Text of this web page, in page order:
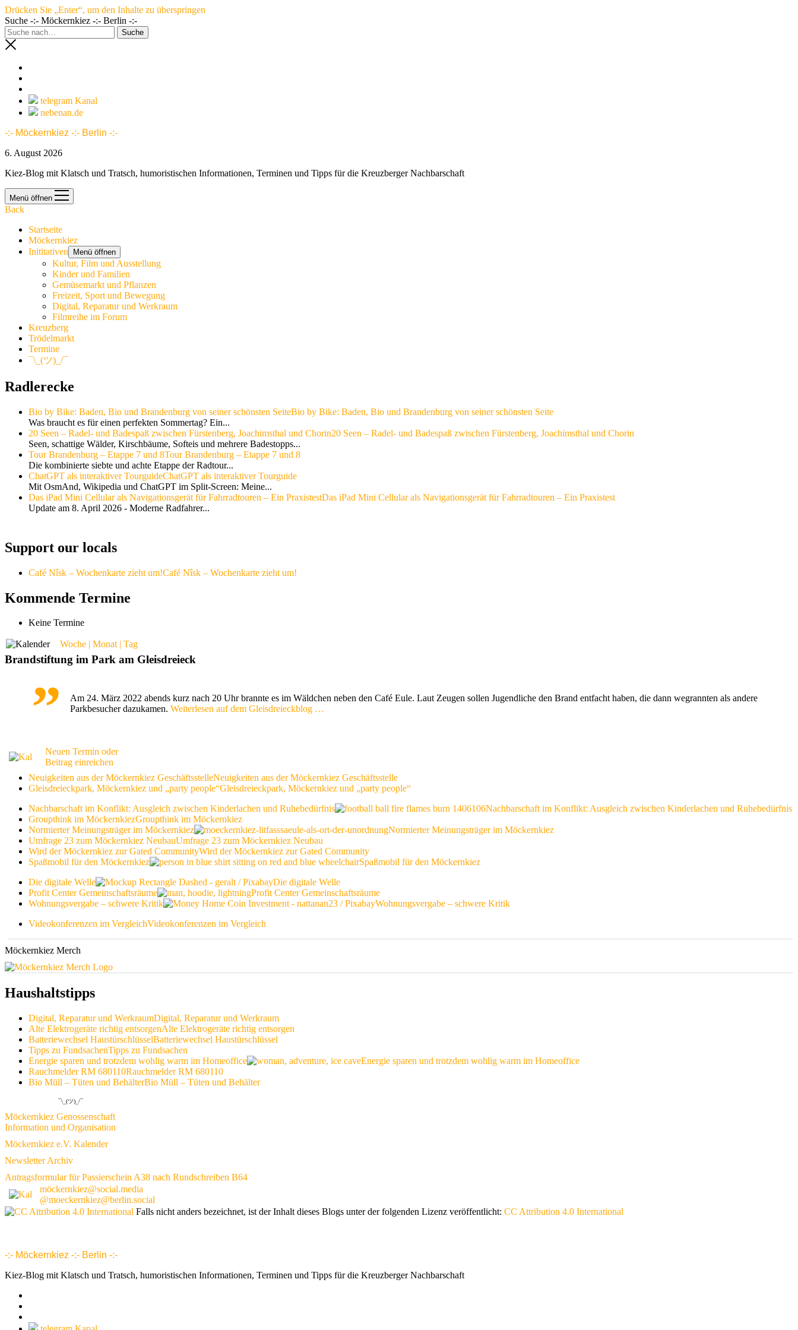
Drücken Sie „Enter“, um den Inhalte zu überspringen
Suche -:- Möckernkiez -:- Berlin -:-
telegram Kanal
nebenan.de
-:- Möckernkiez -:- Berlin -:-
6. August 2026
Kiez-Blog mit Klatsch und Tratsch, humoristischen Informationen, Terminen und Tipps für die Kreuzberger Nachbarschaft
Menü öffnen
Back
Startseite
Möckernkiez
Inititativen
Menü öffnen
Kultur, Film und Ausstellung
Kinder und Familien
Gemüsemarkt und Pflanzen
Freizeit, Sport und Bewegung
Digital, Reparatur und Werkraum
Filmreihe im Forum
Kreuzberg
Trödelmarkt
Termine
¯\_(ツ)_/¯
Radlerecke
Bio by Bike: Baden, Bio und Brandenburg von seiner schönsten SeiteBio by Bike: Baden, Bio und Brandenburg von seiner schönsten Seite
Was braucht es für einen perfekten Sommertag? Ein...
20 Seen – Radel- und Badespaß zwischen Fürstenberg, Joachimsthal und Chorin20 Seen – Radel- und Badespaß zwischen Fürstenberg, Joachimsthal und Chorin
Seen, schattige Wälder, Kirschbäume, Softeis und mehrere Badestopps...
Tour Brandenburg – Etappe 7 und 8Tour Brandenburg – Etappe 7 und 8
Die kombinierte siebte und achte Etappe der Radtour...
ChatGPT als interaktiver TourguideChatGPT als interaktiver Tourguide
Mit OsmAnd, Wikipedia und ChatGPT im Split-Screen: Meine...
Das iPad Mini Cellular als Navigationsgerät für Fahrradtouren – Ein PraxistestDas iPad Mini Cellular als Navigationsgerät für Fahrradtouren – Ein Praxistest
Update am 8. April 2026 - Moderne Radfahrer...
Support our locals
Café Nîsk – Wochenkarte zieht um!Café Nîsk – Wochenkarte zieht um!
Kommende Termine
Keine Termine
Woche | Monat | Tag
Brandstiftung im Park am Gleisdreieck
Am 24. März 2022 abends kurz nach 20 Uhr brannte es im Wäldchen neben den Café Eule. Laut Zeugen sollen Jugendliche den Brand entfacht haben, die dann wegrannten als andere
Parkbesucher dazukamen. Weiterlesen auf dem Gleisdreieckblog …
Neuen Termin oder
Beitrag einreichen
Neuigkeiten aus der Möckernkiez GeschäftsstelleNeuigkeiten aus der Möckernkiez Geschäftsstelle
Gleisdreieckpark, Möckernkiez und „party people“Gleisdreieckpark, Möckernkiez und „party people“
Nachbarschaft im Konflikt: Ausgleich zwischen Kinderlachen und Ruhebedürfnis
Nachbarschaft im Konflikt: Ausgleich zwischen Kinderlachen und Ruhebedürfnis
Groupthink im MöckernkiezGroupthink im Möckernkiez
Normierter Meinungsträger im Möckernkiez
Normierter Meinungsträger im Möckernkiez
Umfrage 23 zum Möckernkiez NeubauUmfrage 23 zum Möckernkiez Neubau
Wird der Möckernkiez zur Gated CommunityWird der Möckernkiez zur Gated Community
Spaßmobil für den Möckernkiez
Spaßmobil für den Möckernkiez
Die digitale Welle
Die digitale Welle
Profit Center Gemeinschaftsräume
Profit Center Gemeinschaftsräume
Wohnungsvergabe – schwere Kritik
Wohnungsvergabe – schwere Kritik
Videokonferenzen im VergleichVideokonferenzen im Vergleich
Möckernkiez Merch
Haushaltstipps
Digital, Reparatur und WerkraumDigital, Reparatur und Werkraum
Alte Elektrogeräte richtig entsorgenAlte Elektrogeräte richtig entsorgen
Batteriewechsel HaustürschlüsselBatteriewechsel Haustürschlüssel
Tipps zu FundsachenTipps zu Fundsachen
Energie sparen und trotzdem wohlig warm im Homeoffice
Energie sparen und trotzdem wohlig warm im Homeoffice
Rauchmelder RM 680110Rauchmelder RM 680110
Bio Müll – Tüten und BehälterBio Müll – Tüten und Behälter
¯\_(ツ)_/¯
Möckernkiez Genossenschaft
Information und Organisation
Möckernkiez e.V. Kalender
Newsletter Archiv
Antragsformular für Passierschein A38 nach Rundschreiben B64
möckernkiez@social.media
@moeckernkiez@berlin.social
Falls nicht anders bezeichnet, ist der Inhalt dieses Blogs unter der folgenden Lizenz veröffentlicht: CC Attribution 4.0 International
-:- Möckernkiez -:- Berlin -:-
Kiez-Blog mit Klatsch und Tratsch, humoristischen Informationen, Terminen und Tipps für die Kreuzberger Nachbarschaft